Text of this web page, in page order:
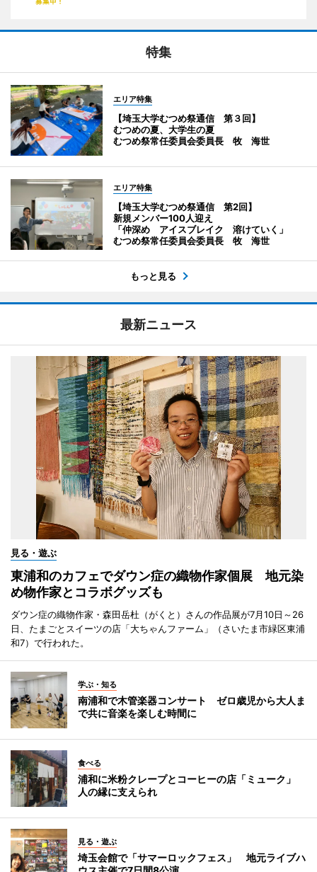
特集
エリア特集
【埼玉大学むつめ祭通信 第３回】
むつめの夏、大学生の夏
むつめ祭常任委員会委員長 牧 海世
エリア特集
【埼玉大学むつめ祭通信 第2回】
新規メンバー100人迎え
「仲深め アイスブレイク 溶けていく」
むつめ祭常任委員会委員長 牧 海世
もっと見る
最新ニュース
見る・遊ぶ
東浦和のカフェでダウン症の織物作家個展 地元染
め物作家とコラボグッズも
ダウン症の織物作家・森田岳杜（がくと）さんの作品展が7月10日～26
日、たまごとスイーツの店「大ちゃんファーム」（さいたま市緑区東浦
和7）で行われた。
学ぶ・知る
南浦和で木管楽器コンサート ゼロ歳児から大人ま
で共に音楽を楽しむ時間に
食べる
浦和に米粉クレープとコーヒーの店「ミューク」
人の縁に支えられ
見る・遊ぶ
埼玉会館で「サマーロックフェス」 地元ライブハ